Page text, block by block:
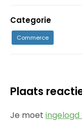
Categorie
Commerce
Plaats
Je moet ingelogd